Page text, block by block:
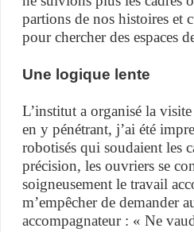
partions de nos histoires et
pour chercher des espaces
Une logique lente
L’institut a organisé la
en y pénétrant, j’ai été
robotisés qui soudaient les
précision, les ouvriers se
soigneusement le travail
m’empêcher de demander
accompagnateur : « Ne